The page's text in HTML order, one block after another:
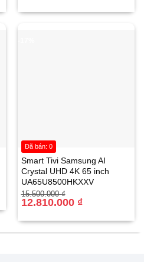
6.000.000 ₫.
Smart Tivi Samsung AI
Crystal UHD 4K 65 inch
UA65U8500HKXXV
15.500.000₫
Giá
gốc
12.810.000 ₫
Giá
hiện
12.810.000 ₫.
Đã bán: 0